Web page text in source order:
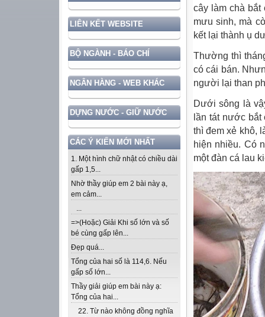
LIÊN KẾT WEBSITE
BỘ NGÀNH - BÁO CHÍ
NGÂN HÀNG - WEB KHÁC
DỰNG NƯỚC - GIỮ NƯỚC
CÁC Ý KIẾN MỚI NHẤT
1. Một hình chữ nhật có chiều dài
gấp 1,5...
Nhờ thầy giúp em 2 bài này ạ,
em cảm...
...
=>(Hoặc) Giải Khi số lớn và số
bé cùng gấp lên...
Đẹp quá...
Tổng của hai số là 114,6. Nếu
gấp số lớn...
Thầy giải giúp em bài này ạ:
Tổng của hai...
22. Từ nào không đồng nghĩa
cây làm chà bắt
mưu sinh, mà
kết lại thành ụ
Thường thì
có cái bán.
người lại than
Dưới sông là
lần tát nước bắt
thì đem xẻ khô,
hiện nhiều. Có
một đàn cá lau